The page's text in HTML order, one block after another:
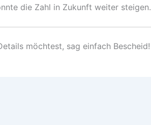
die Zahl in Zukunft weiter steigen.
möchtest, sag einfach Bescheid!